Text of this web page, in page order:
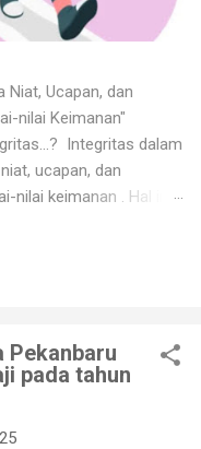
Niat, Ucapan, dan
nilai Keimanan"
Integritas dalam
ucapan, dan
nilai keimanan . Hal ini
di jalan Allah,
dipercaya dalam setiap
tahan terhadap
godaan bertekuk
telah
orang menilainya
Pekanbaru
pada tahun